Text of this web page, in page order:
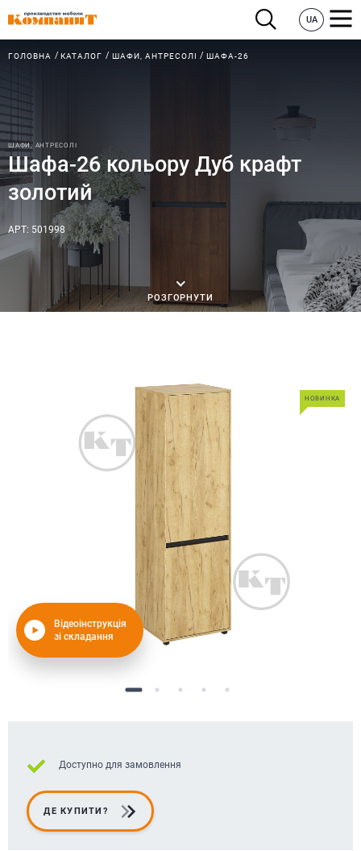
UA
ГОЛОВНА КАТАЛОГ ШАФИ, АНТРЕСОЛІ ШАФА-26
ШАФИ, АНТРЕСОЛІ
Шафа-26 кольору Дуб крафт
золотий
АРТ: 501998
РОЗГОРНУТИ
Відеоінструкція
зі складання
НОВИНКА
Доступно для замовлення
ДЕ КУПИТИ?